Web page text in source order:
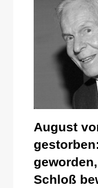
August
Schloß